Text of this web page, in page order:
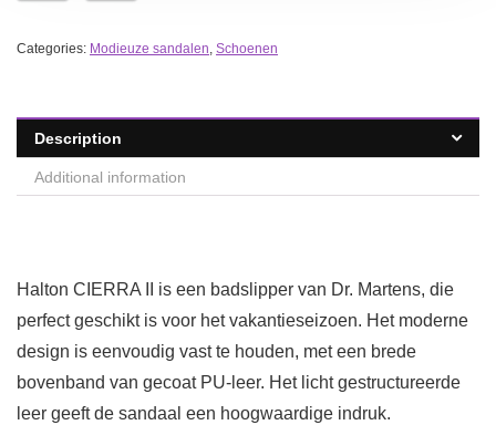
Categories: Modieuze sandalen, Schoenen
Description
Additional information
Halton CIERRA II is een badslipper van Dr. Martens, die
perfect geschikt is voor het vakantieseizoen. Het moderne
design is eenvoudig vast te houden, met een brede
bovenband van gecoat PU-leer. Het licht gestructureerde
leer geeft de sandaal een hoogwaardige indruk.